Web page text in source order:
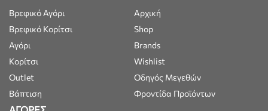
Βρεφικό Αγόρι
Βρεφικό Κορίτσι
Αγόρι
Κορίτσι
Outlet
Βάπτιση
Αρχική
Shop
Brands
Wishlist
Οδηγός Μεγεθών
Φροντίδα Προϊόντων